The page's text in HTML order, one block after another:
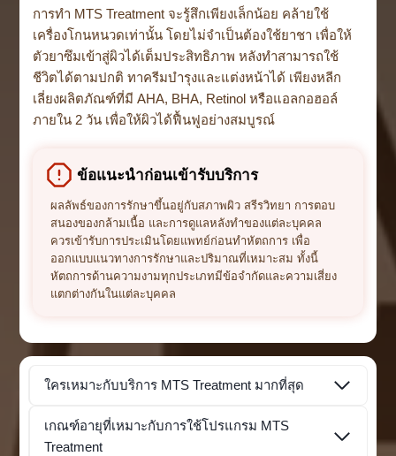
การทำ MTS Treatment จะรู้สึกเพียงเล็กน้อย คล้ายใช้
เครื่องโกนหนวดเท่านั้น โดยไม่จำเป็นต้องใช้ยาชา เพื่อให้
ตัวยาซึมเข้าสู่ผิวได้เต็มประสิทธิภาพ หลังทำสามารถใช้
ชีวิตได้ตามปกติ ทาครีมบำรุงและแต่งหน้าได้ เพียงหลีก
เลี่ยงผลิตภัณฑ์ที่มี AHA, BHA, Retinol หรือแอลกอฮอล์
ภายใน 2 วัน เพื่อให้ผิวได้ฟื้นฟูอย่างสมบูรณ์
ข้อแนะนำก่อนเข้ารับบริการ
ผลลัพธ์ของการรักษาขึ้นอยู่กับสภาพผิว สรีรวิทยา การตอบ
สนองของกล้ามเนื้อ และการดูแลหลังทำของแต่ละบุคคล
ควรเข้ารับการประเมินโดยแพทย์ก่อนทำหัตถการ เพื่อ
ออกแบบแนวทางการรักษาและปริมาณที่เหมาะสม ทั้งนี้
หัตถการด้านความงามทุกประเภทมีข้อจำกัดและความเสี่ยง
แตกต่างกันในแต่ละบุคคล
ใครเหมาะกับบริการ MTS Treatment มากที่สุด
เกณฑ์อายุที่เหมาะกับการใช้โปรแกรม MTS
Treatment